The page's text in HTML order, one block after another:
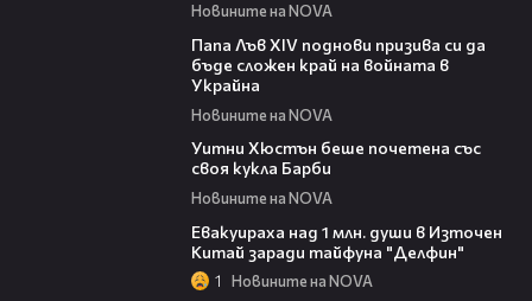
Новините на NOVA
Папа Лъв XIV поднови призива си да
бъде сложен край на войната в
Украйна
Новините на NOVA
Уитни Хюстън беше почетена със
своя кукла Барби
Новините на NOVA
Евакуираха над 1 млн. души в Източен
Китай заради тайфуна "Делфин"
1 Новините на NOVA